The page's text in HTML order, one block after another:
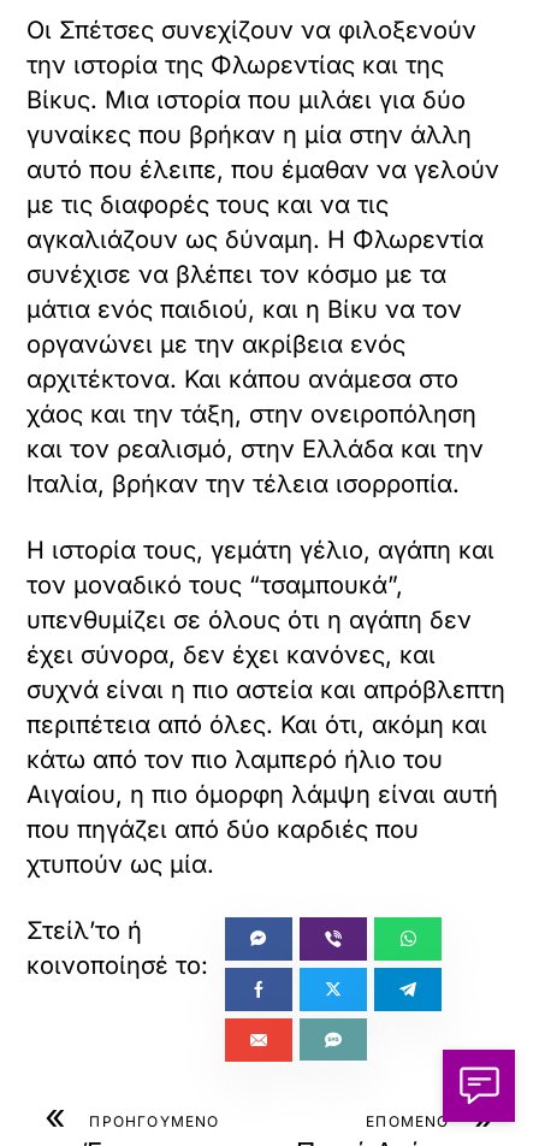
Οι Σπέτσες συνεχίζουν να φιλοξενούν
την ιστορία της Φλωρεντίας και της
Βίκυς. Μια ιστορία που μιλάει για δύο
γυναίκες που βρήκαν η μία στην άλλη
αυτό που έλειπε, που έμαθαν να γελούν
με τις διαφορές τους και να τις
αγκαλιάζουν ως δύναμη. Η Φλωρεντία
συνέχισε να βλέπει τον κόσμο με τα
μάτια ενός παιδιού, και η Βίκυ να τον
οργανώνει με την ακρίβεια ενός
αρχιτέκτονα. Και κάπου ανάμεσα στο
χάος και την τάξη, στην ονειροπόληση
και τον ρεαλισμό, στην Ελλάδα και την
Ιταλία, βρήκαν την τέλεια ισορροπία.
Η ιστορία τους, γεμάτη γέλιο, αγάπη και
τον μοναδικό τους “τσαμπουκά”,
υπενθυμίζει σε όλους ότι η αγάπη δεν
έχει σύνορα, δεν έχει κανόνες, και
συχνά είναι η πιο αστεία και απρόβλεπτη
περιπέτεια από όλες. Και ότι, ακόμη και
κάτω από τον πιο λαμπερό ήλιο του
Αιγαίου, η πιο όμορφη λάμψη είναι αυτή
που πηγάζει από δύο καρδιές που
χτυπούν ως μία.
« ΠΡΟΗΓΟΥΜΕΝΟ »
ΕΠΟΜΕΝΟ